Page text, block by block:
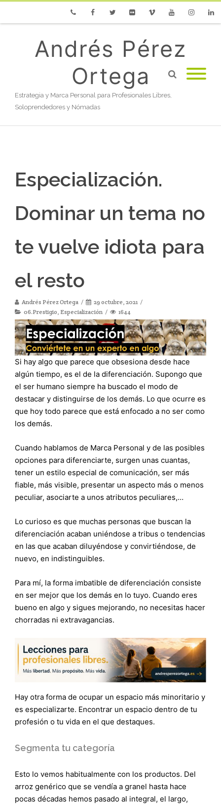
Andrés Pérez
Ortega
Estrategia y Marca Personal para Profesionales Libres,
Soloprendedores y Nómadas
Especialización.
Dominar un tema no
te vuelve idiota para
el resto
Andrés Pérez Ortega
29 octubre, 2021
06.Prestigio, Especialización 1644
Si hay algo que parece que obsesiona desde hace
algún tiempo, es el de la diferenciación. Supongo que
el ser humano siempre ha buscado el modo de
destacar y distinguirse de los demás. Lo que ocurre es
que hoy todo parece que está enfocado a no ser como
los demás.
Cuando hablamos de Marca Personal y de las posibles
opciones para diferenciarte, surgen unas cuantas,
tener un estilo especial de comunicación, ser más
fiable, más visible, presentar un aspecto más o menos
peculiar, asociarte a unos atributos peculiares,…
Lo curioso es que muchas personas que buscan la
diferenciación acaban uniéndose a tribus o tendencias
en las que acaban diluyéndose y convirtiéndose, de
nuevo, en indistinguibles.
Para mí, la forma imbatible de diferenciación consiste
en ser mejor que los demás en lo tuyo. Cuando eres
bueno en algo y sigues mejorando, no necesitas hacer
chorradas ni extravagancias.
Hay otra forma de ocupar un espacio más minoritario y
es especializarte. Encontrar un espacio dentro de tu
profesión o tu vida en el que destaques.
Segmenta tu categoría
Esto lo vemos habitualmente con los productos. Del
arroz genérico que se vendía a granel hasta hace
pocas décadas hemos pasado al integral, el largo,